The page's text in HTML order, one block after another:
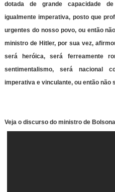
dotada de grande capacidade
igualmente imperativa, posto que
urgentes do nosso povo, ou então
ministro de Hitler, por sua vez,
será heróica, será ferreamente
sentimentalismo, será nacional
imperativa e vinculante, ou então não
Veja o discurso do ministro de